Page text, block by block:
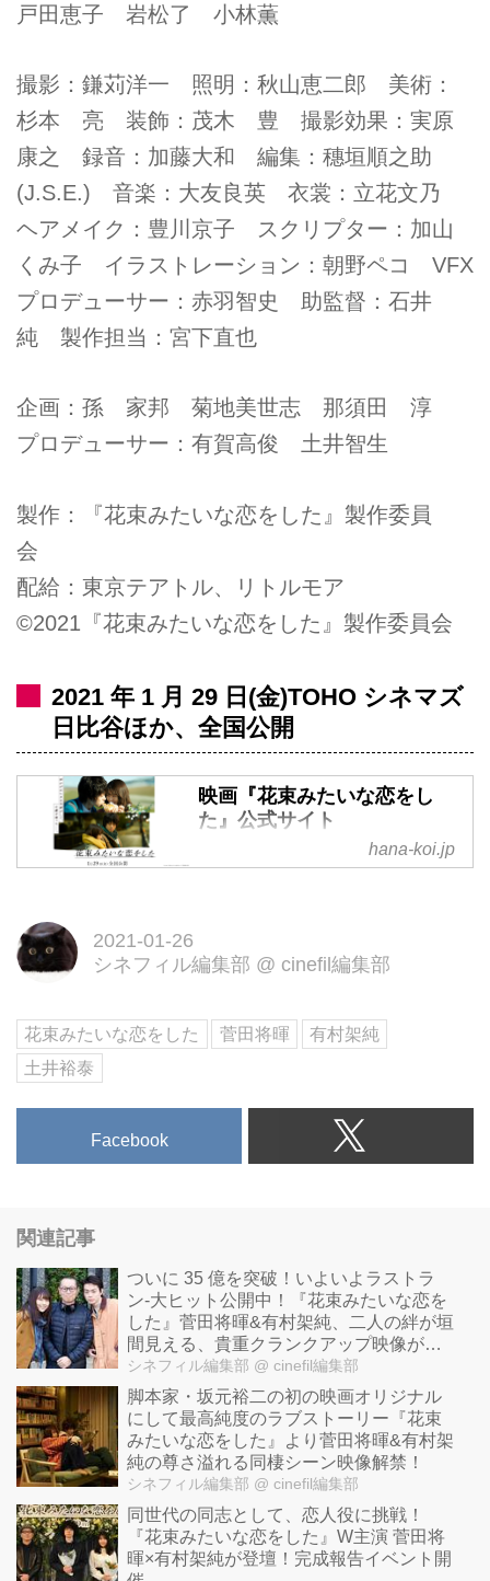
戸田恵子 岩松了 小林薫
撮影：鎌苅洋一 照明：秋山恵二郎 美術：
杉本 亮 装飾：茂木 豊 撮影効果：実原
康之 録音：加藤大和 編集：穗垣順之助
(J.S.E.) 音楽：大友良英 衣裳：立花文乃
ヘアメイク：豊川京子 スクリプター：加山
くみ子 イラストレーション：朝野ペコ VFX
プロデューサー：赤羽智史 助監督：石井
純 製作担当：宮下直也
企画：孫 家邦 菊地美世志 那須田 淳
プロデューサー：有賀高俊 土井智生
製作：『花束みたいな恋をした』製作委員
会
配給：東京テアトル、リトルモア
©️2021『花束みたいな恋をした』製作委員会
2021 年 1 月 29 日(金)TOHO シネマズ
日比谷ほか、全国公開
映画『花束みたいな恋をし
た』公式サイト
主演:有村架純、菅田将暉、脚本:
hana-koi.jp
2021-01-26
シネフィル編集部 @ cinefil編集部
花束みたいな恋をした 菅田将暉
有村架純
土井裕泰
Facebook
関連記事
ついに 35 億を突破！いよいよラストラ
ン-大ヒット公開中！『花束みたいな恋を
した』菅田将暉&有村架純、二人の絆が垣
間見える、貴重クランクアップ映像が解
禁！
シネフィル編集部 @ cinefil編集部
脚本家・坂元裕二の初の映画オリジナル
にして最高純度のラブストーリー『花束
みたいな恋をした』より菅田将暉&有村架
純の尊さ溢れる同棲シーン映像解禁！
シネフィル編集部 @ cinefil編集部
同世代の同志として、恋人役に挑戦！
『花束みたいな恋をした』W主演 菅田将
暉×有村架純が登壇！完成報告イベント開